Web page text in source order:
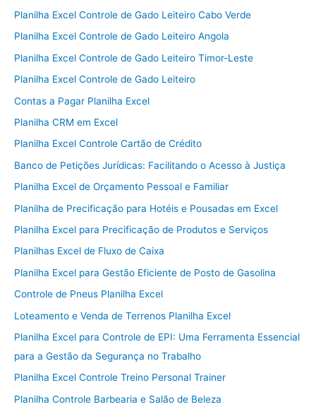
Planilha Excel Controle de Gado Leiteiro Cabo Verde
Planilha Excel Controle de Gado Leiteiro Angola
Planilha Excel Controle de Gado Leiteiro Timor-Leste
Planilha Excel Controle de Gado Leiteiro
Contas a Pagar Planilha Excel
Planilha CRM em Excel
Planilha Excel Controle Cartão de Crédito
Banco de Petições Jurídicas: Facilitando o Acesso à Justiça
Planilha Excel de Orçamento Pessoal e Familiar
Planilha de Precificação para Hotéis e Pousadas em Excel
Planilha Excel para Precificação de Produtos e Serviços
Planilhas Excel de Fluxo de Caixa
Planilha Excel para Gestão Eficiente de Posto de Gasolina
Controle de Pneus Planilha Excel
Loteamento e Venda de Terrenos Planilha Excel
Planilha Excel para Controle de EPI: Uma Ferramenta Essencial
para a Gestão da Segurança no Trabalho
Planilha Excel Controle Treino Personal Trainer
Planilha Controle Barbearia e Salão de Beleza